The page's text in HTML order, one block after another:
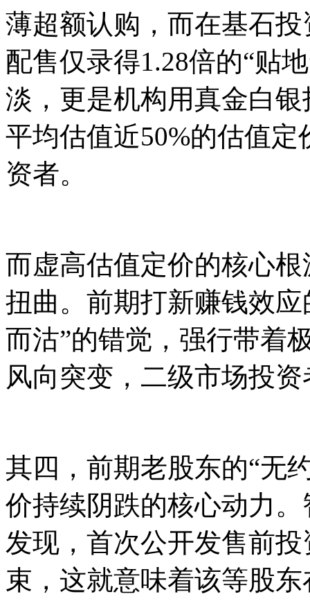
薄超额认购，而在基石
配售仅录得1.28倍的“贴
淡，更是机构用真金白
平均估值近50%的估值
资者。
而虚高估值定价的核心
扭曲。前期打新赚钱效
而沽”的错觉，强行带着
风向突变，二级市场投
其四，前期老股东的“无
价持续阴跌的核心动力
发现，首次公开发售前
束，这就意味着该等股